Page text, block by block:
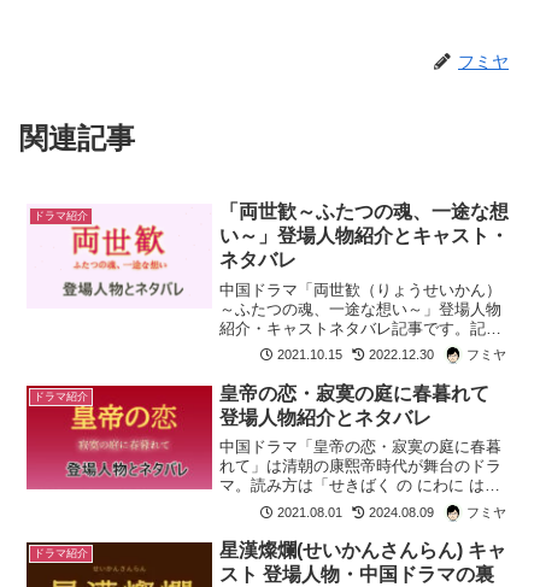
フミヤ
関連記事
ドラマ紹介
「両世歓～ふたつの魂、一途な想
い～」登場人物紹介とキャスト・
ネタバレ
中国ドラマ「両世歓（りょうせいかん）
～ふたつの魂、一途な想い～」登場人物
紹介・キャストネタバレ記事です。記憶
を失い２つの人生「世」を生きるヒロイ
ン風眠晩に「王女未央-BIOU-」で拓跋迪
を演じた、チェン・ユーチーヒロインを
見守り続ける男・景...
2021.10.15 2022.12.30 フミヤ
ドラマ紹介
皇帝の恋・寂寞の庭に春暮れて
登場人物紹介とネタバレ
中国ドラマ「皇帝の恋・寂寞の庭に春暮
れて」は清朝の康煕帝時代が舞台のドラ
マ。読み方は「せきばく の にわに はる
くれて」原題は「寂寞空庭春欲晚」日本
語版のサブタイトルとほぼ同じ内容。寂
寞（せきばく）とは「ひっそりとして寂
しい様子」「心が満た...
2021.08.01 2024.08.09 フミヤ
ドラマ紹介
星漢燦爛(せいかんさんらん) キャ
スト 登場人物・中国ドラマの裏